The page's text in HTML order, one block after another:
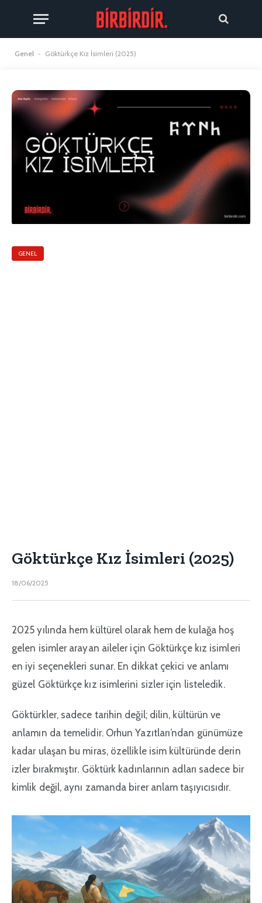
Genel - Göktürkçe Kız İsimleri (2025)
GENEL
Göktürkçe Kız İsimleri (2025)
18/06/2025
2025 yılında hem kültürel olarak hem de kulağa hoş
gelen isimler arayan aileler için Göktürkçe kız isimleri
en iyi seçenekleri sunar. En dikkat çekici ve anlamı
güzel Göktürkçe kız isimlerini sizler için listeledik.
Göktürkler, sadece tarihin değil; dilin, kültürün ve
anlamın da temelidir. Orhun Yazıtları’ndan günümüze
kadar ulaşan bu miras, özellikle isim kültüründe derin
izler bırakmıştır. Göktürk kadınlarının adları sadece bir
kimlik değil, aynı zamanda birer anlam taşıyıcısıdır.